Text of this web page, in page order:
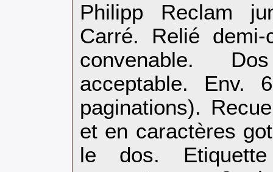
‎Philipp Reclam
Carré. Relié
convenable.
acceptable. Env.
paginations).
et en caractères
le dos.